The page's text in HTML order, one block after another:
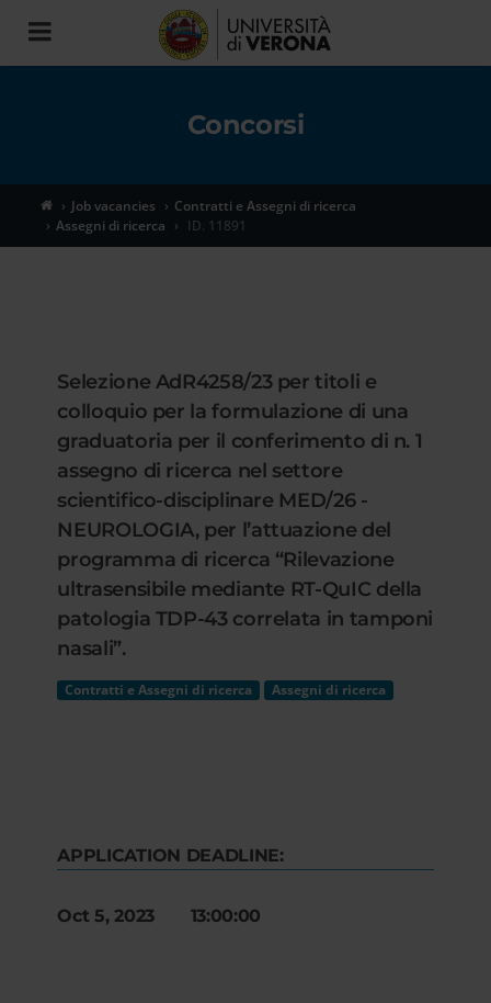
Toggle
navigation
Concorsi
Job vacancies
Contratti e Assegni di ricerca
Assegni di ricerca
ID. 11891
Selezione AdR4258/23 per titoli e
colloquio per la formulazione di una
graduatoria per il conferimento di n. 1
assegno di ricerca nel settore
scientifico-disciplinare MED/26 -
NEUROLOGIA, per l’attuazione del
programma di ricerca “Rilevazione
ultrasensibile mediante RT-QuIC della
patologia TDP-43 correlata in tamponi
nasali”.
Contratti e Assegni di ricerca Assegni di ricerca
APPLICATION DEADLINE:
Oct 5, 2023 13:00:00